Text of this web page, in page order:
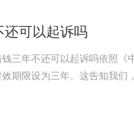
还可以起诉吗
三年不还可以起诉吗依照
期限设为三年。这告知我